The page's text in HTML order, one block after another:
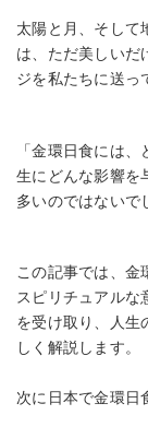
太陽と月、そして
は、ただ美しいだ
ジを私たちに送っ
「金環日食には
生にどんな影響を
多いのではないで
この記事では、金
スピリチュアルな
を受け取り、人生
しく解説します。
次に日本で金環日